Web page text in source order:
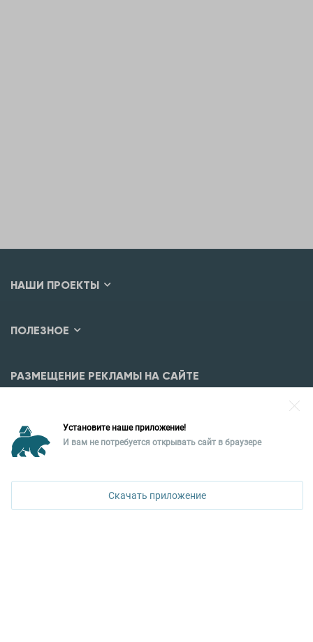
НАШИ ПРОЕКТЫ
ПОЛЕЗНОЕ
РАЗМЕЩЕНИЕ РЕКЛАМЫ НА САЙТЕ
Уральская палата недвижимости
620026, Екатеринбург,
КОНТАКТЫ УПН
Установите наше приложение!
И вам не потребуется открывать сайт в браузере
Скачать приложение